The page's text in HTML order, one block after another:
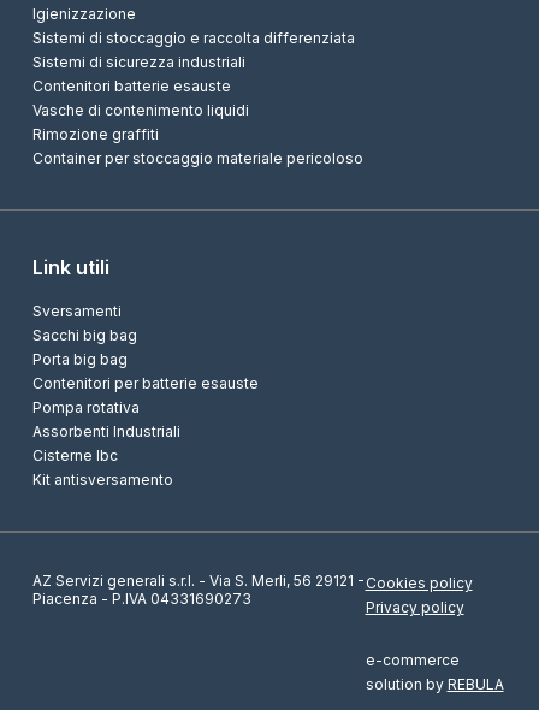
Igienizzazione
Sistemi di stoccaggio e raccolta differenziata
Sistemi di sicurezza industriali
Contenitori batterie esauste
Vasche di contenimento liquidi
Rimozione graffiti
Container per stoccaggio materiale pericoloso
Link utili
Sversamenti
Sacchi big bag
Porta big bag
Contenitori per batterie esauste
Pompa rotativa
Assorbenti Industriali
Cisterne Ibc
Kit antisversamento
AZ Servizi generali s.r.l. - Via S. Merli, 56 29121 -
Piacenza - P.IVA 04331690273
Cookies policy
Privacy policy
e-commerce
solution by REBULA